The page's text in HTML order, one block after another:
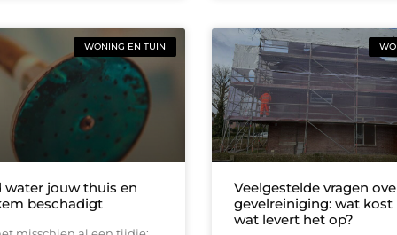
WONING EN TUIN
water jouw thuis en
beschadigt
Veelgestelde vragen
gevelreiniging: wat kost
wat levert het op?